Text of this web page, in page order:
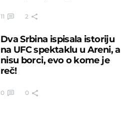
11 2
Dva Srbina ispisala istoriju
na UFC spektaklu u Areni, a
nisu borci, evo o kome je
reč!
0 0